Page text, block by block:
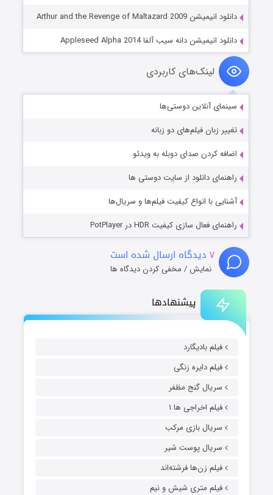
پیشنهادها
فیلم بادیگارد
فیلم دایره زنگی
سریال گنج مظفر
فیلم اخراجی ها ۱
سریال بازی مرکب
سریال پوست شیر
فیلم زن‌ها فرشته‌اند
فیلم متری شیش و نیم
دانلود انیمیشن Arthur and the Revenge of Maltazard 2009
دانلود انیمیشن دانه سیب آلفا Appleseed Alpha 2014
لینک‌های کاربردی
سینمای آنلاین دوستی‌ها
تغییر زبان فیلم‌های دو زبانه
اضافه کردن صدای دوبله به ویدئو
راهنمای دانلود از سایت دوستی ها
آشنایی با انواع کیفیت فیلم‌ها و سریال‌ها
راهنمای فعال سازی کیفیت HDR در PotPlayer
۷ دیدگاه ارسال شده است
نمایش / مخفی کردن دیدگاه ها